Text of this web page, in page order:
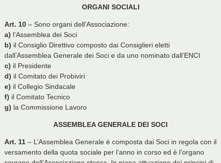
ORGANI SOCIALI
Art. 10– Sono organi dell’Associazione:
a) l’Assemblea dei Soci
b) il Consiglio Direttivo composto dai Consiglieri eletti
dall’Assemblea Generale dei Soci e da uno nominato dall’ENCI
c) il Presidente
d) il Comitato dei Probiviri
e) il Collegio Sindacale
f) il Comitato Tecnico
g) la Commissione Lavoro
ASSEMBLEA GENERALE DEI SOCI
Art. 11– L’Assemblea Generale è composta dai Soci in regola con il
versamento della quota sociale per l’anno in corso ed è l’organo